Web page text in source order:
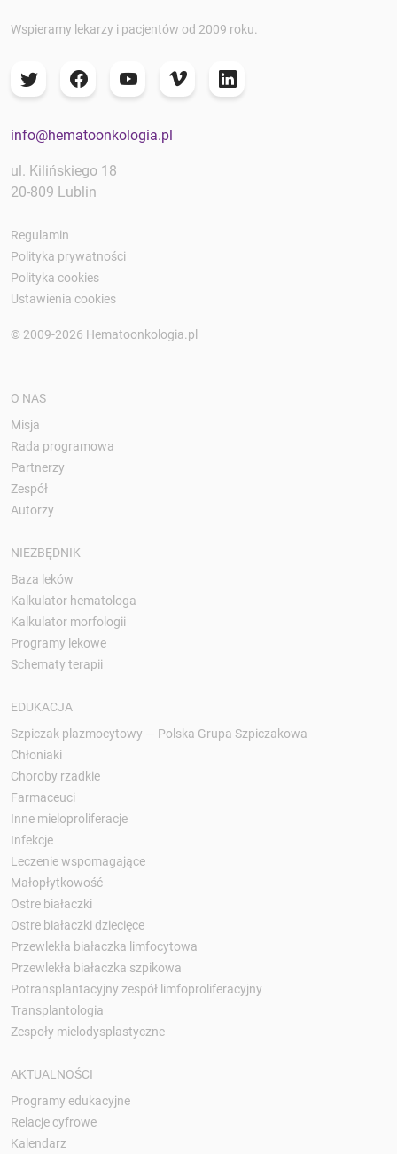
Wspieramy lekarzy i pacjentów od 2009 roku.
info@hematoonkologia.pl
ul. Kilińskiego 18
20-809 Lublin
Regulamin
Polityka prywatności
Polityka cookies
Ustawienia cookies
© 2009-2026 Hematoonkologia.pl
O NAS
Misja
Rada programowa
Partnerzy
Zespół
Autorzy
NIEZBĘDNIK
Baza leków
Kalkulator hematologa
Kalkulator morfologii
Programy lekowe
Schematy terapii
EDUKACJA
Szpiczak plazmocytowy — Polska Grupa Szpiczakowa
Chłoniaki
Choroby rzadkie
Farmaceuci
Inne mieloproliferacje
Infekcje
Leczenie wspomagające
Małopłytkowość
Ostre białaczki
Ostre białaczki dziecięce
Przewlekła białaczka limfocytowa
Przewlekła białaczka szpikowa
Potransplantacyjny zespół limfoproliferacyjny
Transplantologia
Zespoły mielodysplastyczne
AKTUALNOŚCI
Programy edukacyjne
Relacje cyfrowe
Kalendarz